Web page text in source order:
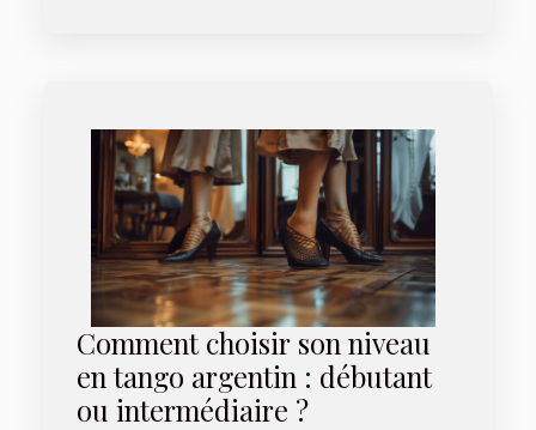
Comment choisir son niveau
en tango argentin : débutant
ou intermédiaire ?